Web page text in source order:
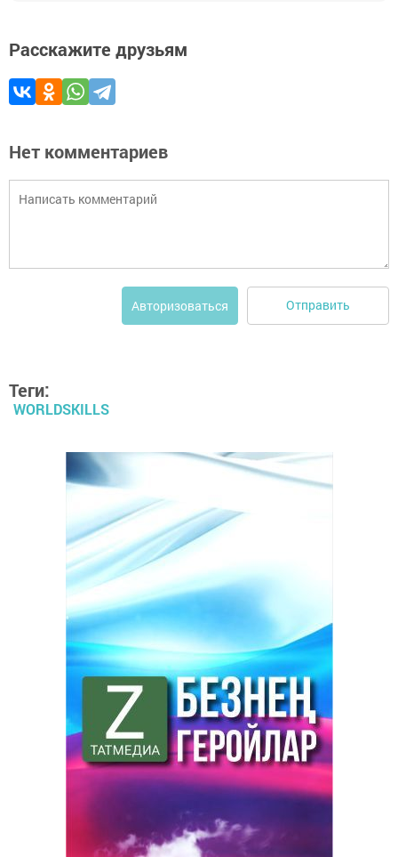
Расскажите друзьям
Нет комментариев
Авторизоваться Отправить
Теги:
WORLDSKILLS